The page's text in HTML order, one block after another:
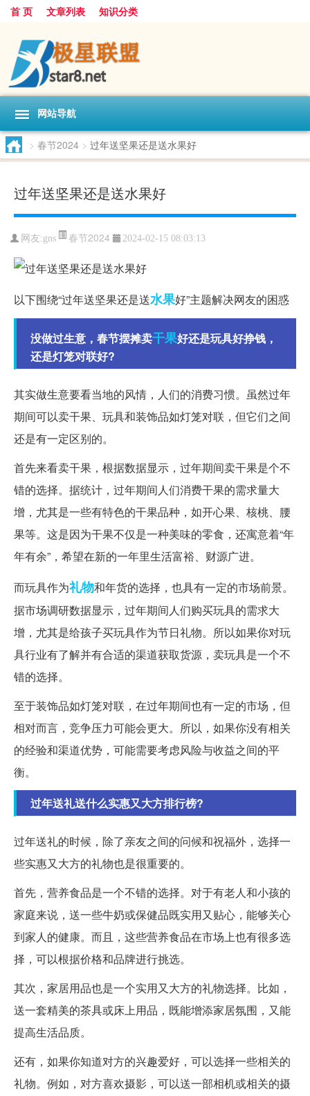
首 页 文章列表 知识分类
网站导航
> 春节2024 > 过年送坚果还是送水果好
过年送坚果还是送水果好
网友:gns 春节2024 2024-02-15 08:03:13
以下围绕“过年送坚果还是送水果好”主题解决网友的困惑
没做过生意，春节摆摊卖干果好还是玩具好挣钱，
还是灯笼对联好?
其实做生意要看当地的风情，人们的消费习惯。虽然过年
期间可以卖干果、玩具和装饰品如灯笼对联，但它们之间
还是有一定区别的。
首先来看卖干果，根据数据显示，过年期间卖干果是个不
错的选择。据统计，过年期间人们消费干果的需求量大
增，尤其是一些有特色的干果品种，如开心果、核桃、腰
果等。这是因为干果不仅是一种美味的零食，还寓意着“年
年有余”，希望在新的一年里生活富裕、财源广进。
而玩具作为礼物和年货的选择，也具有一定的市场前景。
据市场调研数据显示，过年期间人们购买玩具的需求大
增，尤其是给孩子买玩具作为节日礼物。所以如果你对玩
具行业有了解并有合适的渠道获取货源，卖玩具是一个不
错的选择。
至于装饰品如灯笼对联，在过年期间也有一定的市场，但
相对而言，竞争压力可能会更大。所以，如果你没有相关
的经验和渠道优势，可能需要考虑风险与收益之间的平
衡。
过年送礼送什么实惠又大方排行榜?
过年送礼的时候，除了亲友之间的问候和祝福外，选择一
些实惠又大方的礼物也是很重要的。
首先，营养食品是一个不错的选择。对于有老人和小孩的
家庭来说，送一些牛奶或保健品既实用又贴心，能够关心
到家人的健康。而且，这些营养食品在市场上也有很多选
择，可以根据价格和品牌进行挑选。
其次，家居用品也是一个实用又大方的礼物选择。比如，
送一套精美的茶具或床上用品，既能增添家居氛围，又能
提高生活品质。
还有，如果你知道对方的兴趣爱好，可以选择一些相关的
礼物。例如，对方喜欢摄影，可以送一部相机或相关的摄